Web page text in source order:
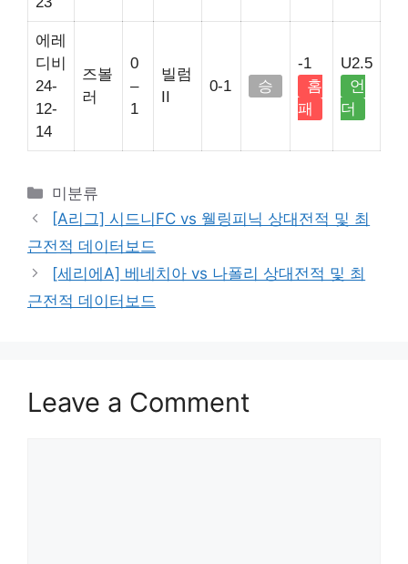
에레
디비
24-
12-
14
즈볼
러
0
–
1
빌럼
II
0-1 승
-1
홈
패
U2.5
언
더
Categories
미분류
[A리그] 시드니FC vs 웰링피닉 상대전적 및 최
근전적 데이터보드
[세리에A] 베네치아 vs 나폴리 상대전적 및 최
근전적 데이터보드
Leave a Comment